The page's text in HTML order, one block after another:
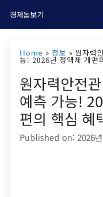
경제돋보기
Home » 정보 » 원자력
능! 2026년 정액제 개편
원자력안전
예측 가능!
편의 핵심 혜
Published on: 2026년